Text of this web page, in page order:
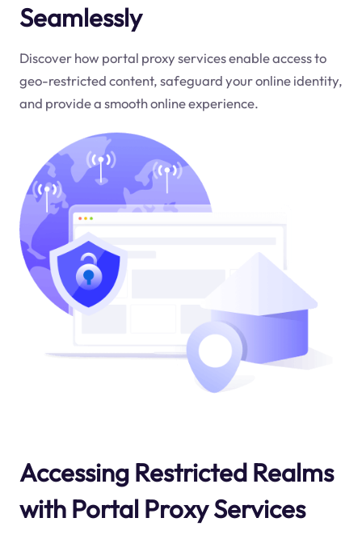
Seamlessly
Discover how portal proxy services enable access to
geo-restricted content, safeguard your online identity,
and provide a smooth online experience.
Accessing Restricted Realms
with Portal Proxy Services